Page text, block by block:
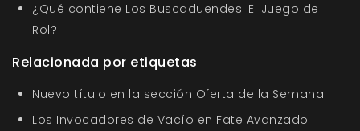
¿Qué contiene Los Buscaduendes: El Juego de
Rol?
Relacionada por etiquetas
Nuevo título en la sección Oferta de la Semana
Los Invocadores de Vacío en Fate Avanzado